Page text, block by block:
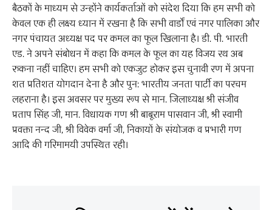
बैठकों के माध्यम से उन्होंने कार्यकर्ताओं को संदेश दिया कि हम सभी को
केवल एक ही लक्ष्य ध्यान में रखना है कि सभी वार्डों एवं नगर पालिका और
नगर पंचायत अध्यक्ष पद पर कमल का फूल खिलाना है। डी. पी. भारती
एड. ने अपने संबोधन में कहा कि कमल के फूल का यह विजय रथ अब
रुकना नहीं चाहिए। हम सभी को एकजुट होकर इस चुनावी रण में अपना
शत प्रतिशत योगदान देना है और पुन: भारतीय जनता पार्टी का परचम
लहराना है। इस अवसर पर मुख्य रूप से मान. जिलाध्यक्ष श्री संजीव
प्रताप सिंह जी, मान. विधायक गण श्री बाबूराम पासवान जी, श्री स्वामी
प्रवक्ता नन्द जी, श्री विवेक वर्मा जी, निकायों के संयोजक व प्रभारी गण
आदि की गरिमामयी उपस्थित रही।